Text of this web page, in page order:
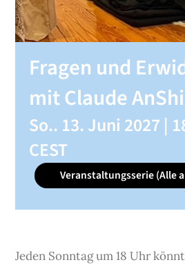
SHOP
KONTAKT
Spenden
Fragen und
mit Claude
So.. 13. Juni 2027 |
CEST
Veranstaltungsserie(Alle
Jeden Sonntag um 18 Uhr